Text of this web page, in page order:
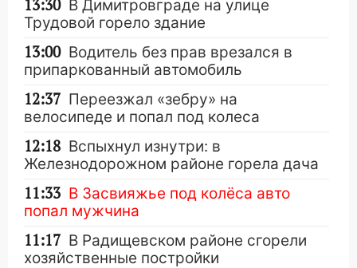
13:30 В Димитровграде на улице
Трудовой горело здание
13:00 Водитель без прав врезался в
припаркованный автомобиль
12:37 Переезжал «зебру» на
велосипеде и попал под колеса
12:18 Вспыхнул изнутри: в
Железнодорожном районе горела дача
11:33 В Засвияжье под колёса авто
попал мужчина
11:17 В Радищевском районе сгорели
хозяйственные постройки